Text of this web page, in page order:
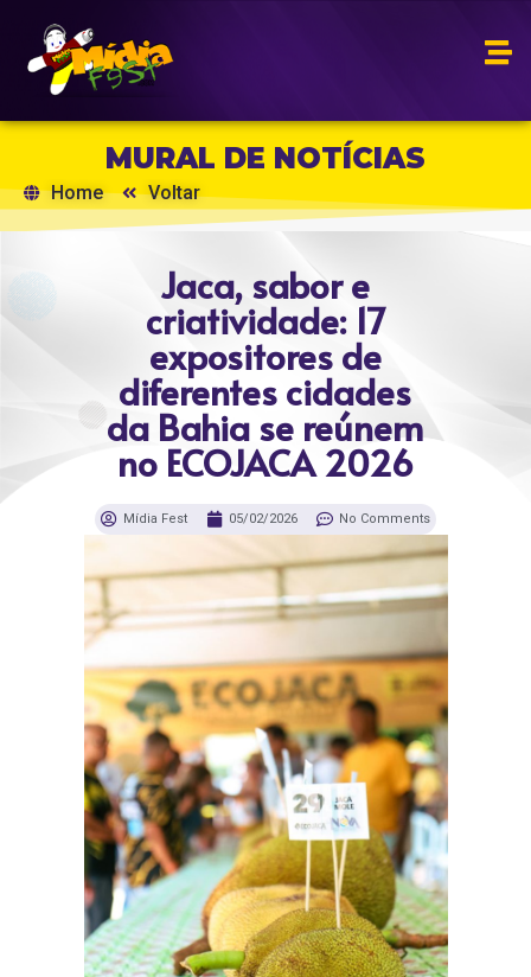
MURAL DE NOTÍCIAS
Home Voltar
Jaca, sabor e
criatividade: 17
expositores de
diferentes cidades
da Bahia se reúnem
no ECOJACA 2026
Mídia Fest 05/02/2026 No Comments